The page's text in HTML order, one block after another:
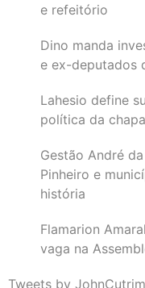
e refeitório
Dino manda
e ex-deputados
Lahesio define
política da
Gestão André
Pinheiro e
história
Flamarion
vaga na
Tweets by JohnCutrim